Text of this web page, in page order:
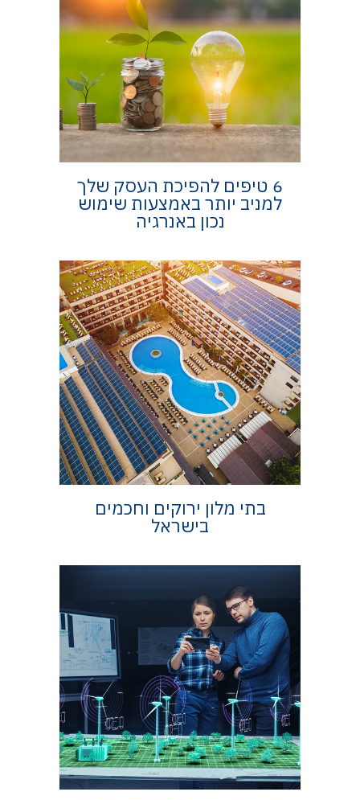
6 טיפים להפיכת העסק שלך
למניב יותר באמצעות שימוש
נכון באנרגיה
בתי מלון ירוקים וחכמים
בישראל